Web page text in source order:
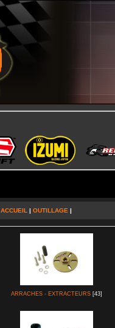
ACCUEIL | OUTILLAGE |
ARRACHES - EXTRACTEURS [43]